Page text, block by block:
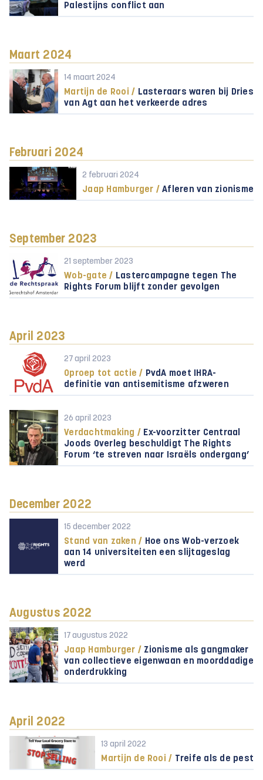
Palestijns conflict aan
Maart 2024
14 maart 2024
Martijn de Rooi / Lasteraars waren bij Dries
van Agt aan het verkeerde adres
Februari 2024
2 februari 2024
Jaap Hamburger / Afleren van zionisme
September 2023
21 september 2023
Wob-gate / Lastercampagne tegen The
Rights Forum blijft zonder gevolgen
April 2023
27 april 2023
Oproep tot actie / PvdA moet IHRA-
definitie van antisemitisme afzweren
26 april 2023
Verdachtmaking / Ex-voorzitter Centraal
Joods Overleg beschuldigt The Rights
Forum ‘te streven naar Israëls ondergang’
December 2022
15 december 2022
Stand van zaken / Hoe ons Wob-verzoek
aan 14 universiteiten een slijtageslag
werd
Augustus 2022
17 augustus 2022
Jaap Hamburger / Zionisme als gangmaker
van collectieve eigenwaan en moorddadige
onderdrukking
April 2022
13 april 2022
Martijn de Rooi / Treife als de pest